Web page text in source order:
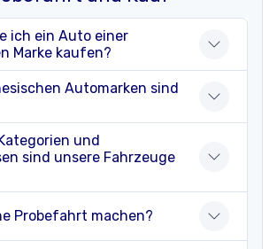
ich ein Auto einer
Marke kaufen?
Automarken sind
und
sind unsere Fahrzeuge
Probefahrt machen?